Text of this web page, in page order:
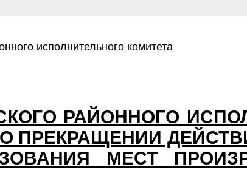
исполнительного комитета
РАЙОННОГО
"О ПРЕКРАЩЕНИИ
МЕСТ